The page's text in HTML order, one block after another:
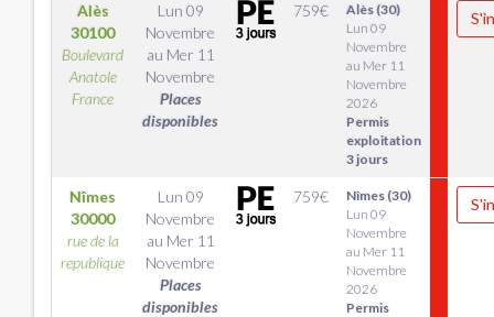
Alès
30100
Boulevard
Anatole
France
Lun 09
Novembre
au Mer 11
Novembre
Places
disponibles
759€
Alès (30)
Lun 09
Novembre
au Mer 11
Novembre
2026
Permis
exploitation
3 jours
Nîmes
30000
rue de la
republique
Lun 09
Novembre
au Mer 11
Novembre
Places
disponibles
759€
Nîmes (30)
Lun 09
Novembre
au Mer 11
Novembre
2026
Permis